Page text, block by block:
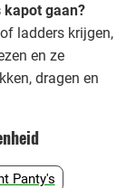
kapot gaan?
ladders krijgen,
en ze
dragen en
Panty's